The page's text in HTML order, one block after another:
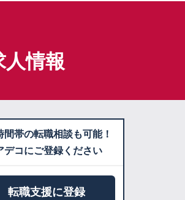
人情報
間帯の転職相談も可能！
デコにご登録ください
転職支援に登録